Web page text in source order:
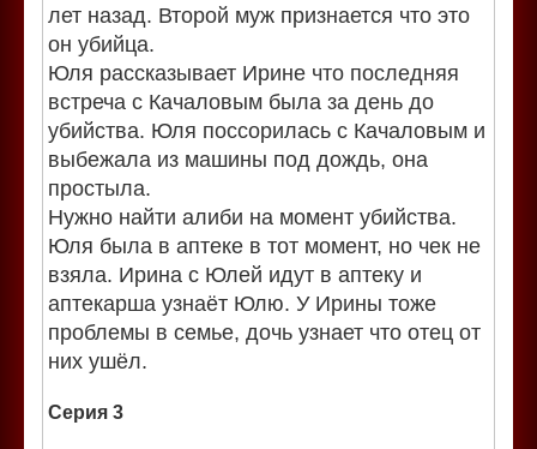
лет назад. Второй муж признается что это
он убийца.
Юля рассказывает Ирине что последняя
встреча с Качаловым была за день до
убийства. Юля поссорилась с Качаловым и
выбежала из машины под дождь, она
простыла.
Нужно найти алиби на момент убийства.
Юля была в аптеке в тот момент, но чек не
взяла. Ирина с Юлей идут в аптеку и
аптекарша узнаёт Юлю. У Ирины тоже
проблемы в семье, дочь узнает что отец от
них ушёл.
Серия 3